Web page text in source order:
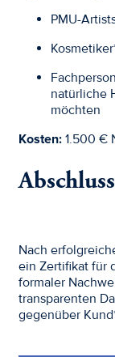
PMU-
natürliche
möchten
Kosten: 1.500 €
Abschluss
Nach
ein Zertifikat für
formaler
transparenten
gegenüber